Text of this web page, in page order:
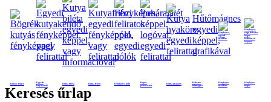
Kutyás bögre
Egyedi
kutyakendő
Kutya biléta Kutya frizbi Fényképes póló
Képes
poháralátét
Kutya nyakörv
Feliratos
hűtmágnes
Fényképes
nyaklánc
Fényképes
bögre
Keresés űrlap